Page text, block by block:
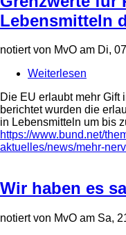
Lebensmitteln
notiert von MvO am Di,
Weiterlesen
für
in
Die EU erlaubt mehr Gift
berichtet wurden die
in Lebensmitteln um bis
https://www.bund.net/
aktuelles/news/mehr-
Wir haben es
notiert von MvO am Sa,